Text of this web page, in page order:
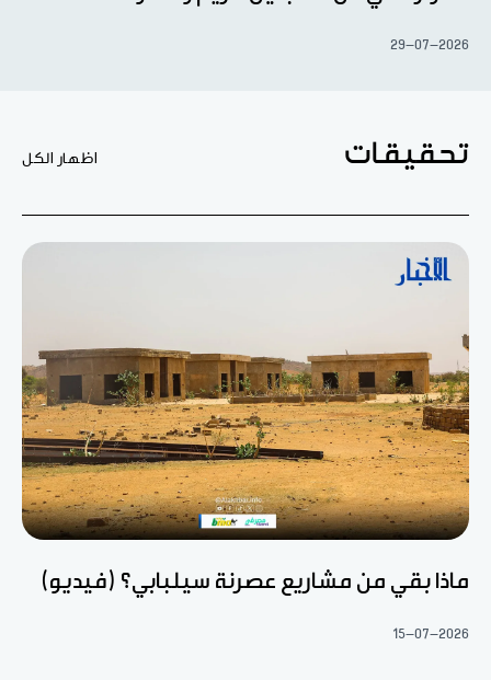
29-07-2026
تحقيقات اظهار الكل
ماذا بقي من مشاريع عصرنة سيلبابي؟ (فيديو)
15-07-2026